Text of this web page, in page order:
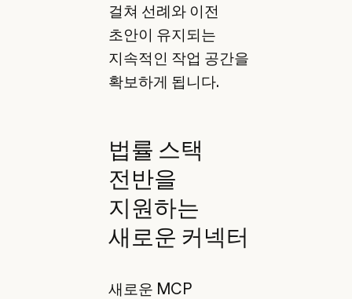
걸쳐 선례와 이전
초안이 유지되는
지속적인 작업 공간을
확보하게 됩니다.
법률 스택
전반을
지원하는
새로운 커넥터
새로운 MCP